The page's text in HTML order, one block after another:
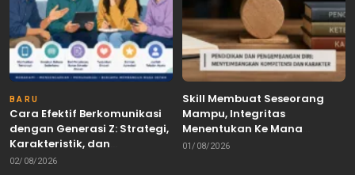
BARU
Cara Efektif Berkomunikasi
dengan Generasi Z: Strategi,
Karakteristik, dan
Tantangannya
02/08/2026
Skill Membuat Seseorang
Mampu, Integritas
Menentukan Ke Mana
Kemampuan Itu Dibawa
01/08/2026